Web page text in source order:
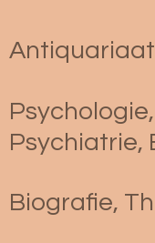
Antiquariaat
Psychiatrie,
Biografie,